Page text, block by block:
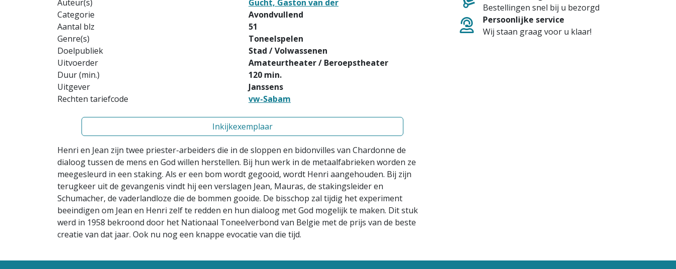
Auteur(s)
Gucht, Gaston van der
Categorie
Avondvullend
Aantal blz
51
Genre(s)
Toneelspelen
Doelpubliek
Stad / Volwassenen
Uitvoerder
Amateurtheater / Beroepstheater
Duur (min.)
120 min.
Uitgever
Janssens
Rechten tariefcode
vw-Sabam
Inkijkexemplaar
Henri en Jean zijn twee priester-arbeiders die in de sloppen en bidonvilles van Chardonne de
dialoog tussen de mens en God willen herstellen. Bij hun werk in de metaalfabrieken worden ze
meegesleurd in een staking. Als er een bom wordt gegooid, wordt Henri aangehouden. Bij zijn
terugkeer uit de gevangenis vindt hij een verslagen Jean, Mauras, de stakingsleider en
Schumacher, de vaderlandloze die de bommen gooide. De bisschop zal tijdig het experiment
beeindigen om Jean en Henri zelf te redden en hun dialoog met God mogelijk te maken. Dit stuk
werd in 1958 bekroond door het Nationaal Toneelverbond van Belgie met de prijs van de beste
creatie van dat jaar. Ook nu nog een knappe evocatie van die tijd.
Bestellingen snel bij u bezorgd
Persoonlijke service
Wij staan graag voor u klaar!